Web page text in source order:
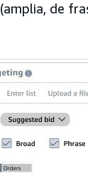
(amplia, de